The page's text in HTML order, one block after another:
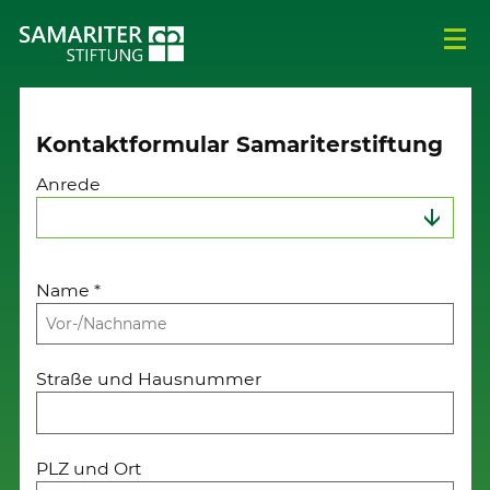
Kontaktformular Samariterstiftung
Anrede
Name*
Straße und Hausnummer
PLZ und Ort